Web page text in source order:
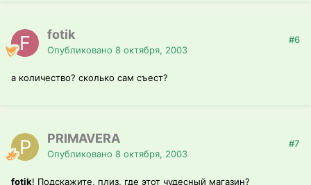
fotik
Опубликовано 8 октября, 2003
#6
а количество? сколько сам съест?
PRIMAVERA
Опубликовано 8 октября, 2003
#7
fotik! Подскажите, плиз, где этот чудесный магазин?